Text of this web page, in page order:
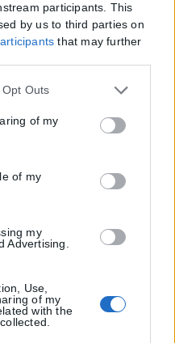
participants. This
by us to third parties on
that may further
uses one or more Google
behaviour. You may
Google and its third-party
purposes in below
Outs
of my
of my
my
Advertising.
Use,
of my
with the